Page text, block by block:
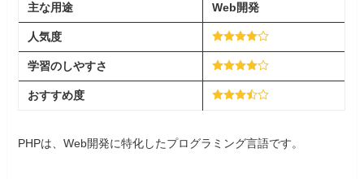
主な用途 Web開発
人気度
学習のしやすさ
おすすめ度
PHPは、Web開発に特化したプログラミング言語です。